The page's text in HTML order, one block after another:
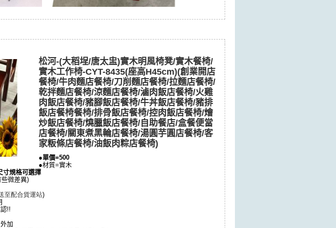
松河-(大稻埕/唐太盅)實木明風椅凳/實木餐椅/
實木工作椅-CYT-8435(座高H45cm)(創業開店
餐椅/牛肉麵店餐椅/刀削麵店餐椅/拉麵店餐椅/
乾拌麵店餐椅/涼麵店餐椅/滷肉飯店餐椅/火雞
肉飯店餐椅/豬腳飯店餐椅/牛丼飯店餐椅/豬排
飯店餐椅餐椅/排骨飯店餐椅/控肉飯店餐椅/燴
炒飯店餐椅/燒臘飯店餐椅/自助餐店/盒餐便當
店餐椅/關東煮黑輪店餐椅/湯圓芋圓店餐椅/客
家粄條店餐椅/油飯肉粽店餐椅)
●單價=500
●材質=實木
寸規格可選擇
微差異)
至配合貨運站)
!!
加